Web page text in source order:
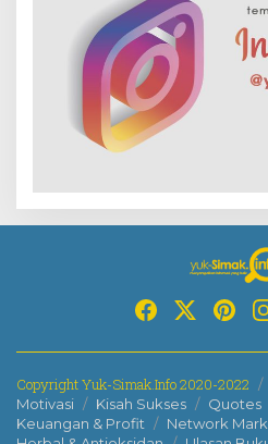
Copyright Yuk-Simak.Info 2020-2022
Motivasi
Kisah Sukses Quotes
Keuangan & Profit
Network